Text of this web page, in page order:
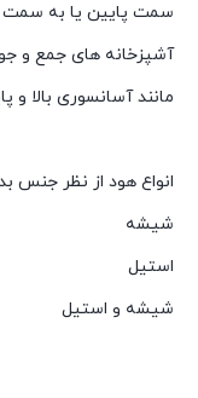
سمت پایین یا به سمت
آشپزخانه های جمع و
مانند آسانسوری بالا و
انواع هود از نظر جنس
شیشه
استیل
شیشه و استیل